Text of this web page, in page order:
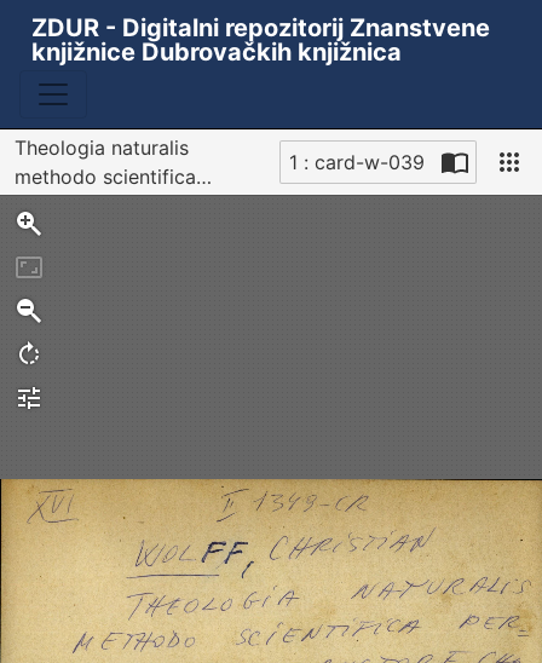
ZDUR - Digitalni repozitorij Znanstvene
knjižnice Dubrovačkih knjižnica
Theologia naturalis
methodo scientifica
pertractata... Auctore
Christiano Wolfio...
1 : card-w-039
Sken